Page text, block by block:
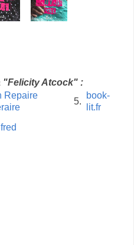
"Felicity Atcock" :
Repaire
5.
book-
lit.fr